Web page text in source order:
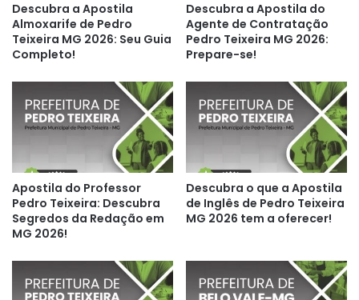
Descubra a Apostila
Almoxarife de Pedro
Teixeira MG 2026: Seu Guia
Completo!
Descubra a Apostila do
Agente de Contratação
Pedro Teixeira MG 2026:
Prepare-se!
Apostila do Professor
Pedro Teixeira: Descubra
Segredos da Redação em
MG 2026!
Descubra o que a Apostila
de Inglês de Pedro Teixeira
MG 2026 tem a oferecer!